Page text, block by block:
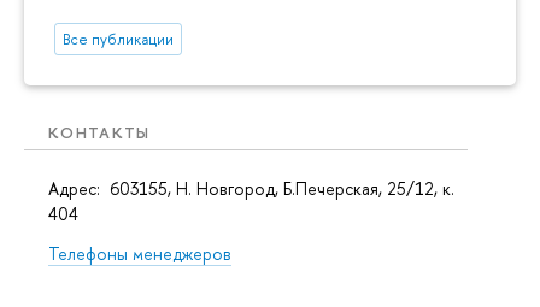
Все публикации
КОНТАКТЫ
Адрес: 603155, Н. Новгород, Б.Печерская, 25/12, к.
404
Телефоны менеджеров